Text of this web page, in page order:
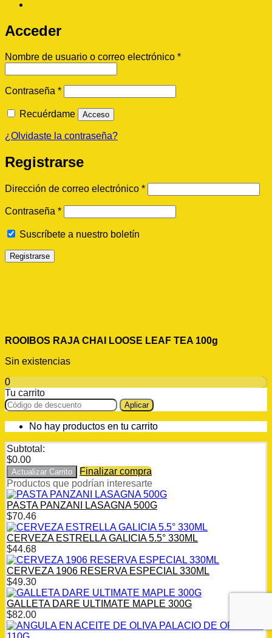
Acceder
Nombre de usuario o correo electrónico *Obligatorio
Contraseña *Obligatorio
Recuérdame Acceso
¿Olvidaste la contraseña?
Registrarse
Dirección de correo electrónico *Obligatorio
Contraseña *Obligatorio
Suscríbete a nuestro boletín
Registrarse
ROOIBOS RAJA CHAI LOOSE LEAF TEA 100g
Sin existencias
0
Tu carrito
Aplicar
No hay productos en tu carrito
Subtotal:
$0.00
Actualizar Carrito
Finalizar compra
Productos que podrían interesarte
PASTA PANZANI LASAGNA 500G
$70.46
CERVEZA ESTRELLA GALICIA 5.5° 330ML
$44.68
CERVEZA 1906 RESERVA ESPECIAL 330ML
$49.30
GALLETA DARE ULTIMATE MAPLE 300G
$82.00